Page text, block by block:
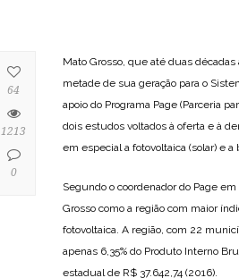
Mato Grosso, que até duas
metade de sua geração para o
apoio do Programa Page (Parceria
dois estudos voltados à oferta e à
em especial a fotovoltaica (solar) e
Segundo o coordenador do Page
Grosso como a região com maior
fotovoltaica. A região, com 22
apenas 6,35% do Produto Interno
estadual de R$ 37.642,74 (2016).
64
1213
0